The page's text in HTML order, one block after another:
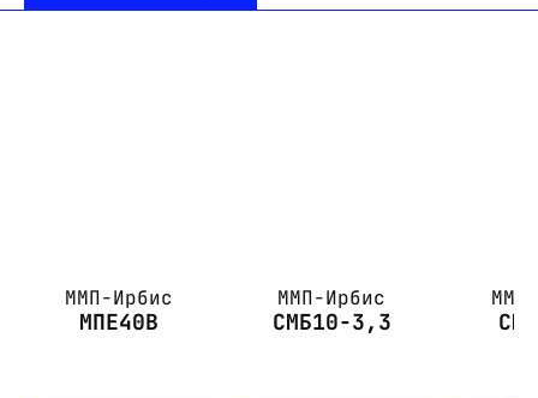
ММП-Ирбис
МПЕ40В
ММП-Ирбис
СМБ10-3,3